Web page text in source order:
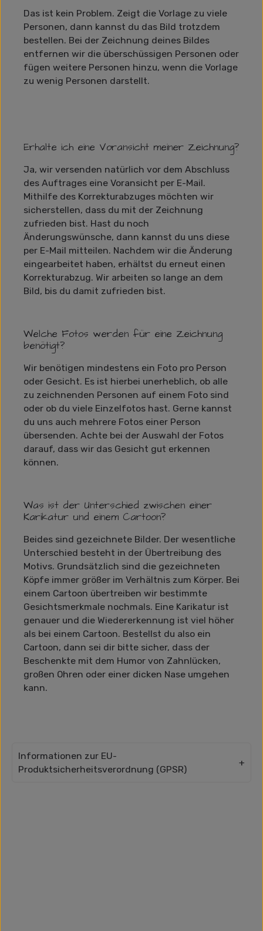
Das ist kein Problem. Zeigt die Vorlage zu viele
Personen, dann kannst du das Bild trotzdem
bestellen. Bei der Zeichnung deines Bildes
entfernen wir die überschüssigen Personen oder
fügen weitere Personen hinzu, wenn die Vorlage
zu wenig Personen darstellt.
Erhalte ich eine Voransicht meiner Zeichnung?
Ja, wir versenden natürlich vor dem Abschluss
des Auftrages eine Voransicht per E-Mail.
Mithilfe des Korrekturabzuges möchten wir
sicherstellen, dass du mit der Zeichnung
zufrieden bist. Hast du noch
Änderungswünsche, dann kannst du uns diese
per E-Mail mitteilen. Nachdem wir die Änderung
eingearbeitet haben, erhältst du erneut einen
Korrekturabzug. Wir arbeiten so lange an dem
Bild, bis du damit zufrieden bist.
Welche Fotos werden für eine Zeichnung
benötigt?
Wir benötigen mindestens ein Foto pro Person
oder Gesicht. Es ist hierbei unerheblich, ob alle
zu zeichnenden Personen auf einem Foto sind
oder ob du viele Einzelfotos hast. Gerne kannst
du uns auch mehrere Fotos einer Person
übersenden. Achte bei der Auswahl der Fotos
darauf, dass wir das Gesicht gut erkennen
können.
Was ist der Unterschied zwischen einer
Karikatur und einem Cartoon?
Beides sind gezeichnete Bilder. Der wesentliche
Unterschied besteht in der Übertreibung des
Motivs. Grundsätzlich sind die gezeichneten
Köpfe immer größer im Verhältnis zum Körper. Bei
einem Cartoon übertreiben wir bestimmte
Gesichtsmerkmale nochmals. Eine Karikatur ist
genauer und die Wiedererkennung ist viel höher
als bei einem Cartoon. Bestellst du also ein
Cartoon, dann sei dir bitte sicher, dass der
Beschenkte mit dem Humor von Zahnlücken,
großen Ohren oder einer dicken Nase umgehen
kann.
Informationen zur EU-
Produktsicherheitsverordnung (GPSR)